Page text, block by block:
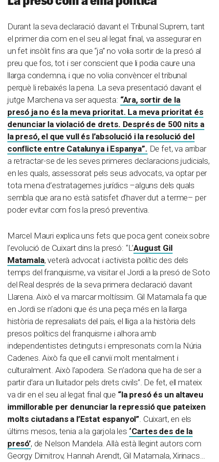
Durant la seva declaració davant el Tribunal Suprem, tant
el primer dia com en el seu al·legat final, va assegurar en
un fet insòlit fins ara que “ja” no volia sortir de la presó al
preu que fos, tot i ser conscient que li podia caure una
llarga condemna, i que no volia convèncer el tribunal
perquè li rebaixés la pena. La seva presentació davant el
jutge Marchena va ser aquesta: “Ara, sortir de la
presó ja no és la meva prioritat. La meva prioritat és
denunciar la violació de drets. Després de 500 nits a
la presó, el que vull és l’absolució i la resolució del
conflicte entre Catalunya i Espanya”. De fet, va arribar
a retractar-se de les seves primeres declaracions judicials,
en les quals, assessorat pels seus advocats, va optar per
tota mena d’estratagemes jurídics –alguns dels quals
sembla que ara no està satisfet d’haver dut a terme– per
poder evitar com fos la presó preventiva.
Marcel Mauri explica uns fets que poca gent coneix sobre
l’evolució de Cuixart dins la presó: “L’August Gil
Matamala, veterà advocat i activista polític des dels
temps del franquisme, va visitar el Jordi a la presó de Soto
del Real després de la seva primera declaració davant
Llarena. Això el va marcar moltíssim. Gil Matamala fa que
en Jordi se n’adoni que és una peça més en la llarga
història de represaliats del país, el lliga a la història dels
presos polítics del franquisme i alhora amb
independentistes detinguts i empresonats com la Núria
Cadenes. Això fa que ell canviï molt mentalment i
culturalment. Això l’apodera. Se n’adona que ha de ser a
partir d’ara un lluitador pels drets civils”. De fet, ell mateix
va dir en el seu al·legat final que “la presó és un altaveu
immillorable per denunciar la repressió que pateixen
molts ciutadans a l’Estat espanyol” . Cuixart, en els
últims mesos, tenia a la garjola les ‘Cartes des de la
presó’, de Nelson Mandela. Allà està llegint autors com
Georgy Dimitrov, Hannah Arendt, Gil Matamala, Xirinacs…